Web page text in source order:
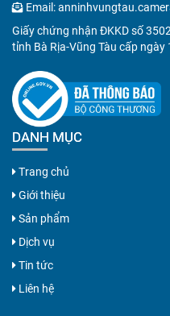
Email:
Giấy chứng nhận ĐKKD số
tỉnh Bà Rịa-Vũng Tàu cấp
DANH MỤC
Trang chủ
Giới thiệu
Sản phẩm
Dịch vụ
Tin tức
Liên hệ